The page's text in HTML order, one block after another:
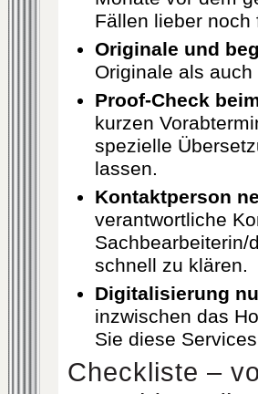
Fällen lieber noch
Originale und
Originale als
Proof-Check
kurzen
spezielle
lassen.
Kontaktperson
verantwortliche
Sachbearbeiterin/
schnell zu klären.
Digitalisierung
inzwischen das
Sie diese
Checkliste –